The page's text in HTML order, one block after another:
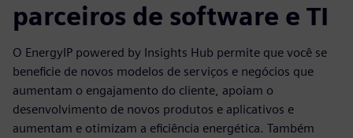
parceiros de software e TI
O EnergyIP powered by Insights Hub permite que você se
beneficie de novos modelos de serviços e negócios que
aumentam o engajamento do cliente, apoiam o
desenvolvimento de novos produtos e aplicativos e
aumentam e otimizam a eficiência energética. Também